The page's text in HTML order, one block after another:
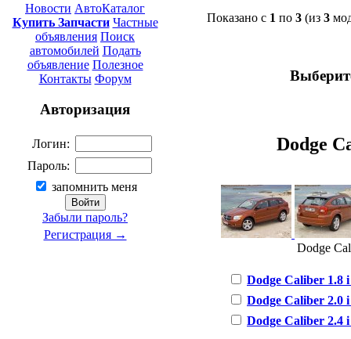
Новости АвтоКаталог
Купить Запчасти Частные
объявления Поиск
автомобилей Подать
объявление Полезное
Контакты Форум
Авторизация
Логин:
Пароль:
запомнить меня
Забыли пароль?
Регистрация →
Показано с 1 по 3(из 3
Dodge
Dodge
Dodge Caliber 1.8
Dodge Caliber 2.0
Dodge Caliber 2.4